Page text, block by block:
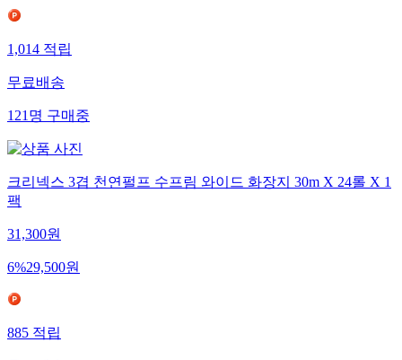
1,014적립
무료배송
121명구매중
크리넥스 3겹 천연펄프 수프림 와이드 화장지 30m X 24롤 X 1
팩
31,300원
6%29,500원
885적립